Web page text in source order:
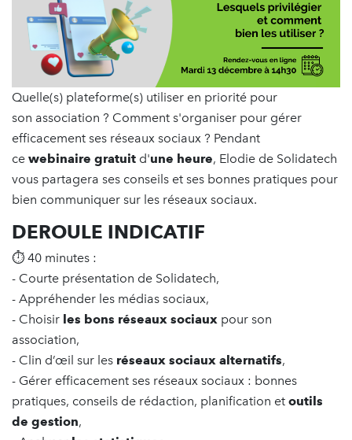
Quelle(s) plateforme(s) utiliser en priorité pour
son association ? Comment s'organiser pour gérer
efficacement ses réseaux sociaux ? Pendant
ce webinaire gratuit d'une heure, Elodie de Solidatech
vous partagera ses conseils et ses bonnes pratiques pour
bien communiquer sur les réseaux sociaux.
DEROULE INDICATIF
⏱ 40 minutes :
- Courte présentation de Solidatech,
- Appréhender les médias sociaux,
- Choisir les bons réseaux sociaux pour son
association,
- Clin d’œil sur les réseaux sociaux alternatifs,
- Gérer efficacement ses réseaux sociaux : bonnes
pratiques, conseils de rédaction, planification et outils
de gestion,